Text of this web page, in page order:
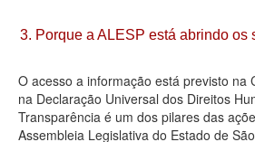
3. Porque a ALESP está abrindo os
O acesso a informação está previsto na
na Declaração Universal dos Direitos
Transparência é um dos pilares das
Assembleia Legislativa do Estado de